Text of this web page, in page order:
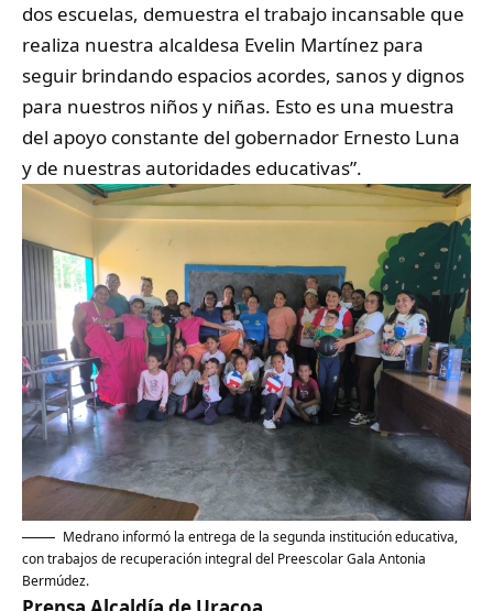
dos escuelas, demuestra el trabajo incansable que
realiza nuestra alcaldesa Evelin Martínez para
seguir brindando espacios acordes, sanos y dignos
para nuestros niños y niñas. Esto es una muestra
del apoyo constante del gobernador Ernesto Luna
y de nuestras autoridades educativas”.
Medrano informó la entrega de la segunda institución educativa,
con trabajos de recuperación integral del Preescolar Gala Antonia
Bermúdez.